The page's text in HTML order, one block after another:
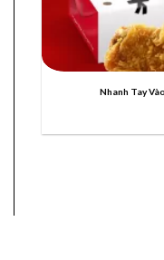
Nhanh Tay